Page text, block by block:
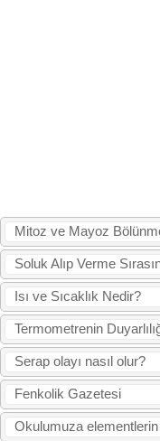
Mitoz ve Mayoz
Soluk Alıp Verme
Isı ve Sıcaklık Nedir?
Termometrenin
Serap olayı nasıl olur?
Fenkolik Gazetesi
Okulumuza